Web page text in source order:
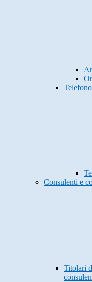
Consulenti e
Titolari